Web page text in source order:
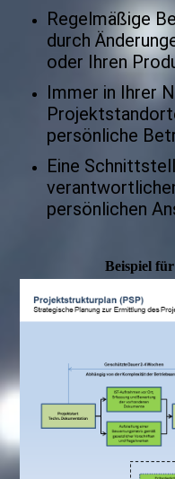
Regelmäßige
durch
oder Ihren
Immer in Ihrer
persönliche
Eine
persönlichen
Beispiel